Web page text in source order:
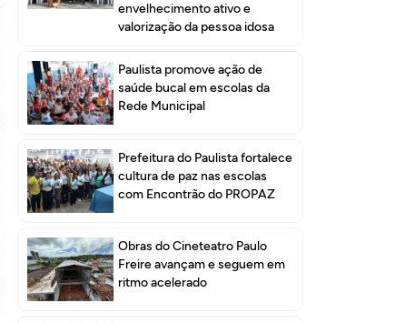
envelhecimento ativo e
valorização da pessoa idosa
Paulista promove ação de
saúde bucal em escolas da
Rede Municipal
Prefeitura do Paulista fortalece
cultura de paz nas escolas
com Encontrão do PROPAZ
Obras do Cineteatro Paulo
Freire avançam e seguem em
ritmo acelerado